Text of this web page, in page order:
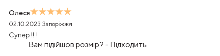
Олеся
02.10.2023 Запоріжжя
Супер!!!
Вам підійшов розмір? - Підходить